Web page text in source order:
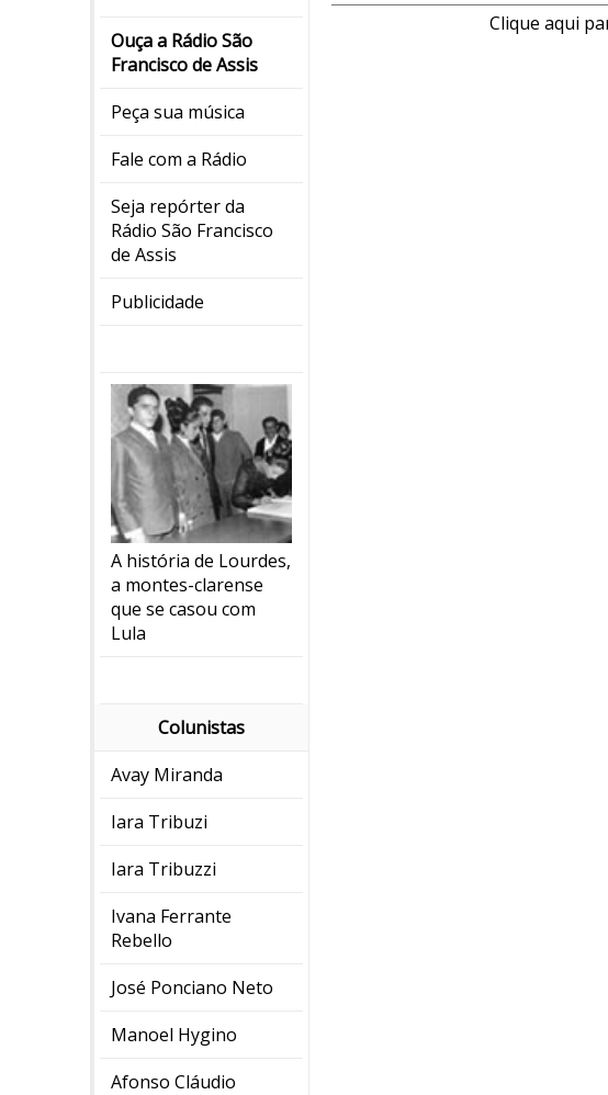
Ouça a Rádio São
Francisco de Assis
Peça sua música
Fale com a Rádio
Seja repórter da
Rádio São Francisco
de Assis
Publicidade
A história de Lourdes,
a montes-clarense
que se casou com
Lula
Colunistas
Avay Miranda
Iara Tribuzi
Iara Tribuzzi
Ivana Ferrante
Rebello
José Ponciano Neto
Manoel Hygino
Afonso Cláudio
Clique aqui